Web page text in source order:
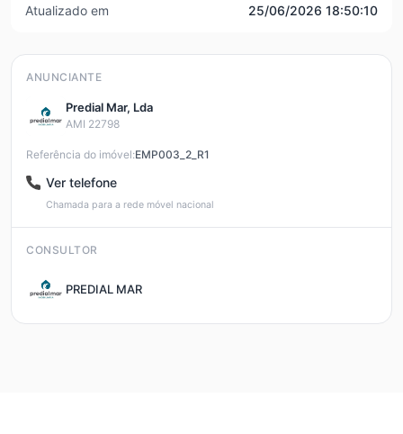
Atualizado em 25/06/2026 18:50:10
ANUNCIANTE
Predial Mar, Lda
AMI 22798
Referência do imóvel:EMP003_2_R1
Ver telefone
Chamada para a rede móvel nacional
CONSULTOR
PREDIAL MAR